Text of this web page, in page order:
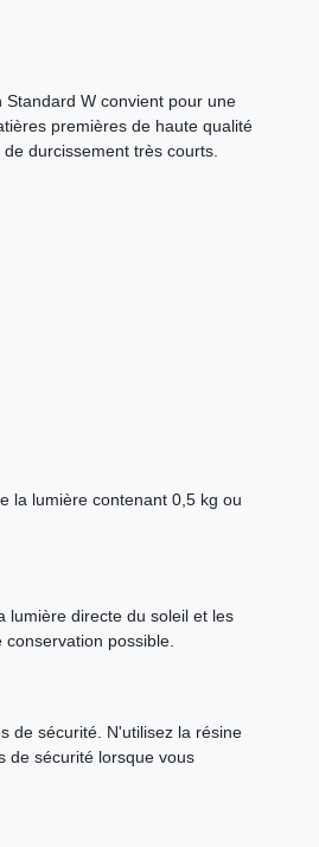
W convient pour une
premières de haute qualité
durcissement très courts.
la lumière contenant 0,5 kg ou
lumière directe du soleil et les
possible.
de sécurité. N'utilisez la résine
de sécurité lorsque vous